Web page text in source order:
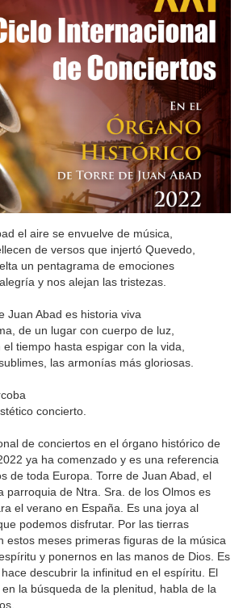
el aire se envuelve de música,
de versos que injertó Quevedo,
un pentagrama de emociones
y nos alejan las tristezas.
Juan Abad es historia viva
de un lugar con cuerpo de luz,
tiempo hasta espigar con la vida,
las armonías más gloriosas.
concierto.
de conciertos en el órgano histórico de
ya ha comenzado y es una referencia
de toda Europa. Torre de Juan Abad, el
parroquia de Ntra. Sra. de los Olmos es
el verano en España. Es una joya al
podemos disfrutar. Por las tierras
estos meses primeras figuras de la música
y ponernos en las manos de Dios. Es
descubrir la infinitud en el espíritu. El
la búsqueda de la plenitud, habla de la